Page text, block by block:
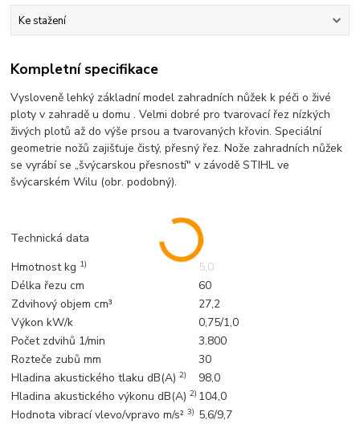
Ke stažení
Kompletní specifikace
Vysloveně lehký základní model zahradních nůžek k péči o živé
ploty v zahradě u domu . Velmi dobré pro tvarovací řez nízkých
živých plotů až do výše prsou a tvarovaných křovin. Speciální
geometrie nožů zajišťuje čistý, přesný řez. Nože zahradních nůžek
se vyrábí se „švýcarskou přesností" v závodě STIHL ve
švýcarském Wilu (obr. podobný).
Technická data
Hmotnost kg 1)
5,0
Délka řezu cm
60
Zdvihový objem cm³
27,2
Výkon kW/k
0,75/1,0
Počet zdvihů 1/min
3.800
Rozteče zubů mm
30
Hladina akustického tlaku dB(A)2)
98,0
Hladina akustického výkonu dB(A)2) 104,0
Hodnota vibrací vlevo/vpravo m/s²3) 5,6/9,7